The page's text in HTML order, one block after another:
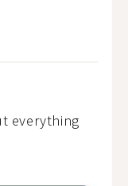
everything